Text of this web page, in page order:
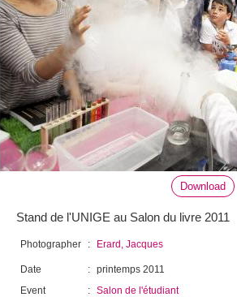
Download
Stand de l'UNIGE au Salon du livre 2011
Photographer : Erard, Jacques
Date : printemps 2011
Event
: Salon de l'étudiant